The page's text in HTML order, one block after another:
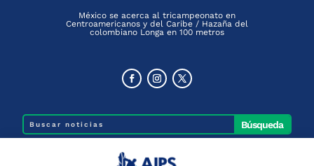
México se acerca al tricampeonato en
Centroamericanos y del Caribe / Hazaña del
colombiano Longa en 100 metros